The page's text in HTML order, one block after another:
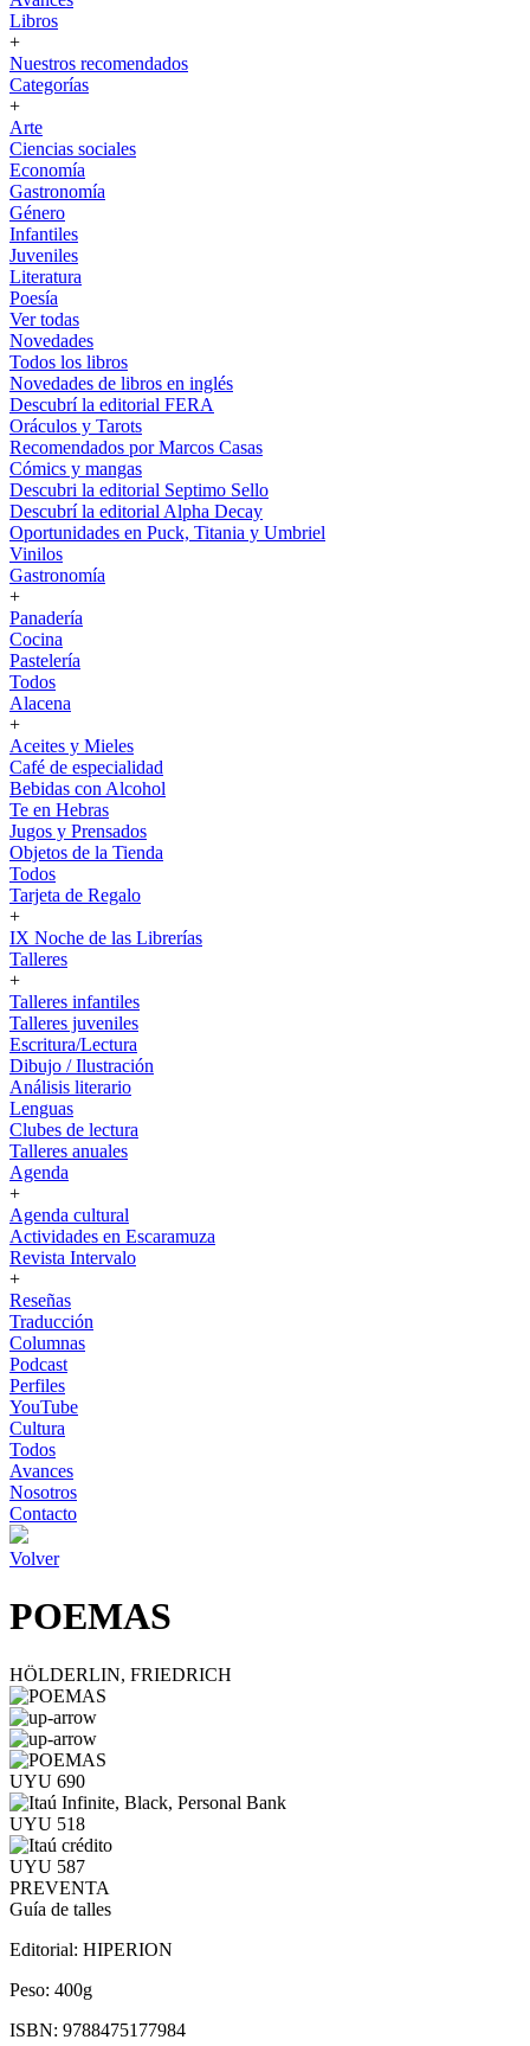
Libros
+
Nuestros recomendados
Categorías
+
Arte
Ciencias sociales
Economía
Gastronomía
Género
Infantiles
Juveniles
Literatura
Poesía
Ver todas
Novedades
Todos los libros
Novedades de libros en inglés
Descubrí la editorial FERA
Oráculos y Tarots
Recomendados por Marcos Casas
Cómics y mangas
Descubri la editorial Septimo Sello
Descubrí la editorial Alpha Decay
Oportunidades en Puck, Titania y Umbriel
Vinilos
Gastronomía
+
Panadería
Cocina
Pastelería
Todos
Alacena
+
Aceites y Mieles
Café de especialidad
Bebidas con Alcohol
Te en Hebras
Jugos y Prensados
Objetos de la Tienda
Todos
Tarjeta de Regalo
+
IX Noche de las Librerías
Talleres
+
Talleres infantiles
Talleres juveniles
Escritura/Lectura
Dibujo / Ilustración
Análisis literario
Lenguas
Clubes de lectura
Talleres anuales
Agenda
+
Agenda cultural
Actividades en Escaramuza
Revista Intervalo
+
Reseñas
Traducción
Columnas
Podcast
Perfiles
YouTube
Cultura
Todos
Avances
Nosotros
Contacto
Volver
POEMAS
HÖLDERLIN, FRIEDRICH
UYU 690
UYU 518
UYU 587
PREVENTA
Guía de talles
Editorial: HIPERION
Peso: 400g
ISBN: 9788475177984